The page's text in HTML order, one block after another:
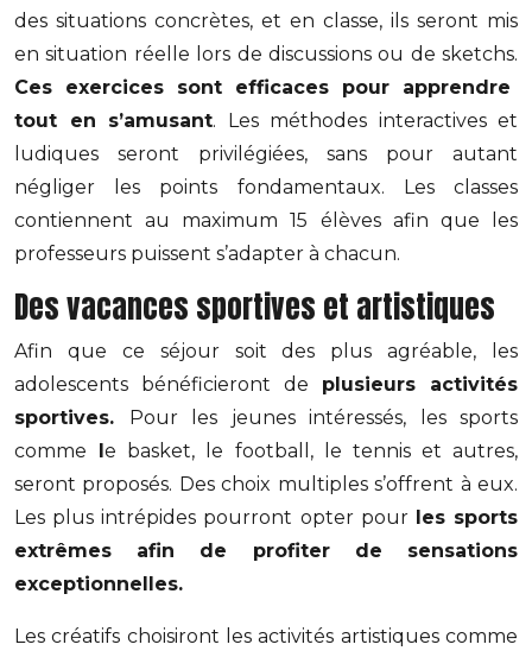
des situations concrètes, et en classe, ils seront mis
en situation réelle lors de discussions ou de sketchs.
Ces exercices sont efficaces pour apprendre
tout en s’amusant. Les méthodes interactives et
ludiques seront privilégiées, sans pour autant
négliger les points fondamentaux. Les classes
contiennent au maximum 15 élèves afin que les
professeurs puissent s’adapter à chacun.
Des vacances sportives et artistiques
Afin que ce séjour soit des plus agréable, les
adolescents bénéficieront de plusieurs activités
sportives. Pour les jeunes intéressés, les sports
comme le basket, le football, le tennis et autres,
seront proposés. Des choix multiples s’offrent à eux.
Les plus intrépides pourront opter pour les sports
extrêmes afin de profiter de sensations
exceptionnelles.
Les créatifs choisiront les activités artistiques comme